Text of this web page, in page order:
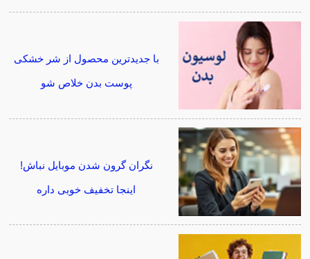
با جدیدترین محصول از شر خشکی
پوست بدن خلاص شو
نگران گرون شدن موبایل نباش!
اینجا تخفیف خوبی داره